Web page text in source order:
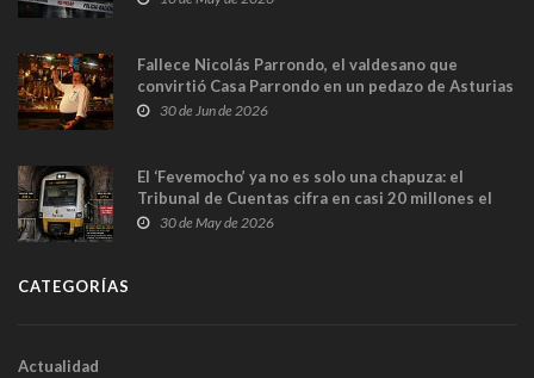
Fallece Nicolás Parrondo, el valdesano que
convirtió Casa Parrondo en un pedazo de Asturias
en Madrid
30 de Jun de 2026
El ‘Fevemocho’ ya no es solo una chapuza: el
Tribunal de Cuentas cifra en casi 20 millones el
sobrecoste de los trenes que no cabían por los
30 de May de 2026
CATEGORÍAS
Actualidad